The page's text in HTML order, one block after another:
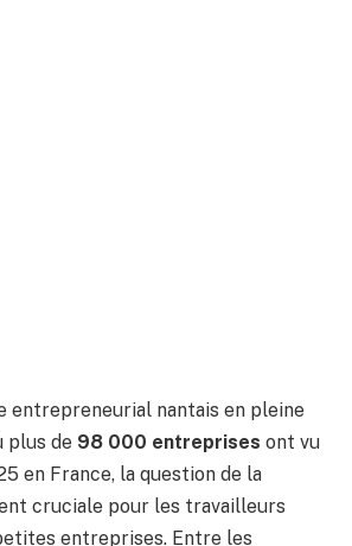
entrepreneurial nantais en pleine
plus de 98 000 entreprises ont vu
en France, la question de la
cruciale pour les travailleurs
entreprises. Entre les